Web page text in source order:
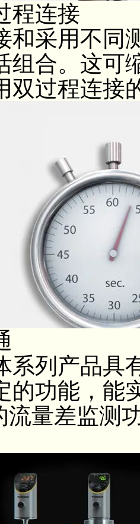
连接
采用不同测
组合。这可
双过程连接
列产品具有
的功能，能
流量差监测